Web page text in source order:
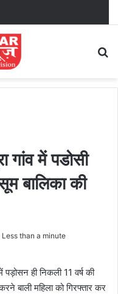
गांव में पडोसी
बालिका की
Less than a minute
पड़ोसन ही निकली 11 वर्ष की
बाली महिला को गिरफ्तार कर